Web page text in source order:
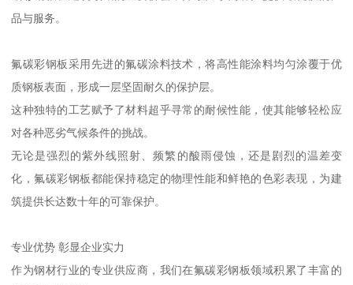
品与服务。
氟碳彩钢板采用先进的氟碳涂料技术，将高性能涂料均匀涂覆于优
质钢板表面，形成一层坚固耐久的保护层。
这种独特的工艺赋予了材料超乎寻常的耐候性能，使其能够轻松应
对各种恶劣气候条件的挑战。
无论是强烈的紫外线照射、频繁的酸雨侵蚀，还是剧烈的温差变
化，氟碳彩钢板都能保持稳定的物理性能和鲜艳的色彩表现，为建
筑提供长达数十年的可靠保护。
专业优势 彰显企业实力
作为钢材行业的专业供应商，我们在氟碳彩钢板领域积累了丰富的